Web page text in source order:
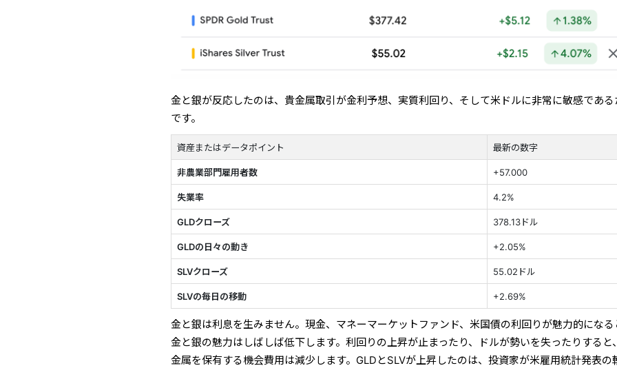
金と銀が反応したのは、貴金属取引が金利予想、実質利回り、そして米ドルに非常に敏感である
です。
資産またはデータポイント 最新の数字
非農業部門雇用者数 +57.000
失業率 4.2%
GLDクローズ 378.13ドル
GLDの日々の動き +2.05%
SLVクローズ 55.02ドル
SLVの毎日の移動 +2.69%
金と銀は利息を生みません。現金、マネーマーケットファンド、米国債の利回りが魅力的になる
金と銀の魅力はしばしば低下します。利回りの上昇が止まったり、ドルが勢いを失ったりすると
金属を保有する機会費用は減少します。GLDとSLVが上昇したのは、投資家が米雇用統計発表の